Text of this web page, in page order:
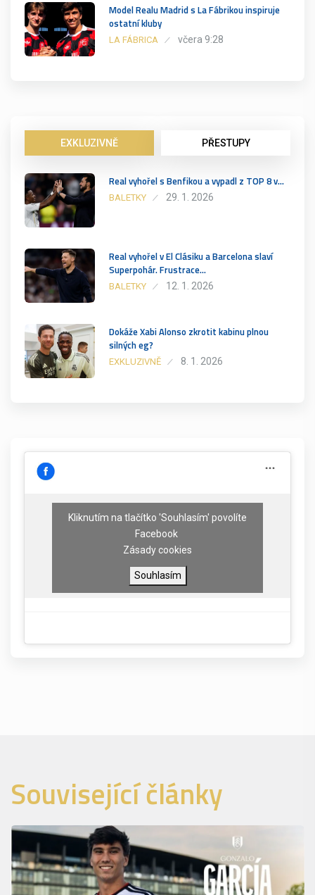
Model Realu Madrid s La Fábrikou inspiruje
ostatní kluby
LA FÁBRICA včera 9:28
EXKLUZIVNĚ PŘESTUPY
Real vyhořel s Benfikou a vypadl z TOP 8 v…
BALETKY 29. 1. 2026
Real vyhořel v El Clásiku a Barcelona slaví
Superpohár. Frustrace…
BALETKY 12. 1. 2026
Dokáže Xabi Alonso zkrotit kabinu plnou
silných eg?
EXKLUZIVNĚ 8. 1. 2026
Kliknutím na tlačítko 'Souhlasím' povolíte
Facebook
Zásady cookies
Souhlasím
Související články